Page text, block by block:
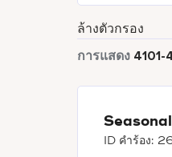
ล้างตัวกรอง
การแสดง 4101-